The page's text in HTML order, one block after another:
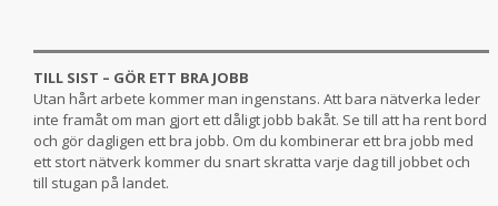
TILL SIST – GÖR ETT BRA JOBB
Utan hårt arbete kommer man ingenstans. Att bara nätverka leder
inte framåt om man gjort ett dåligt jobb bakåt. Se till att ha rent bord
och gör dagligen ett bra jobb. Om du kombinerar ett bra jobb med
ett stort nätverk kommer du snart skratta varje dag till jobbet och
till stugan på landet.